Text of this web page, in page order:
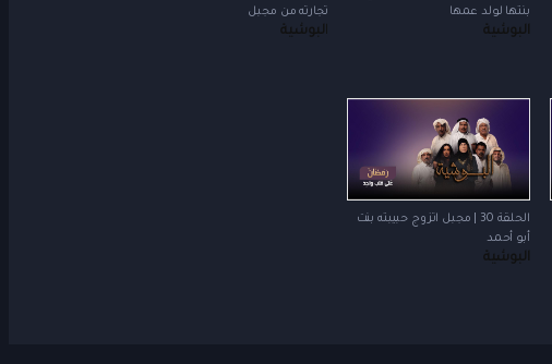
بنتها لولد عمها
البوشية
تجارته من مجبل
البوشية
الحلقة 30 | مجبل اتزوج حبيبته بنت
أبو أحمد
البوشية